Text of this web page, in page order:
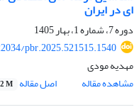
ای در ایران
دوره 7، شماره 1، بهار 1405
pbr.2025.521515.1540
مهدیه مودی
مشاهده مقاله
اصل مقاله M